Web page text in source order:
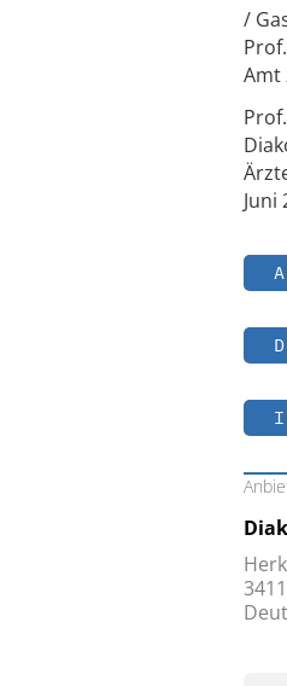
/
Amt
Juni